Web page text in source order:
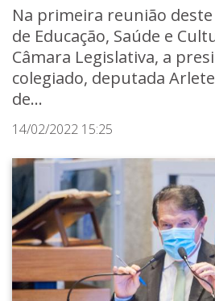
Na primeira reunião
de Educação, Saúde e
Câmara Legislativa, a
colegiado, deputada
de...
14/02/2022 15:25